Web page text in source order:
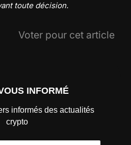
toute décision.
Voter pour cet article
INFORMÉ
informés des actualités
crypto